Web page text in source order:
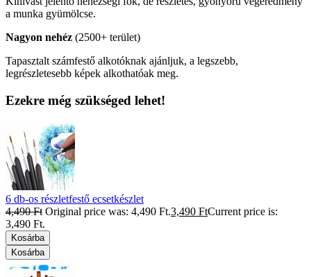
a munka gyümölcse.
Nagyon nehéz (2500+ terület)
Tapasztalt számfestő alkotóknak ajánljuk, a legszebb,
legrészletesebb képek alkothatóak meg.
Ezekre még szükséged lehet!
6 db-os részletfestő ecsetkészlet
4,490Ft Original price was: 4,490 Ft.3,490 FtCurrent price is:
3,490 Ft.
Kosárba
Kosárba